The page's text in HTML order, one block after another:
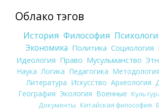
Облако тэгов
История Философия
Экономика Политика Социология
Идеология Право Мусульманство
Наука Логика Педагогика Методология
Литература Искусство Археология
География Экология Военные
Документы Китайская философия